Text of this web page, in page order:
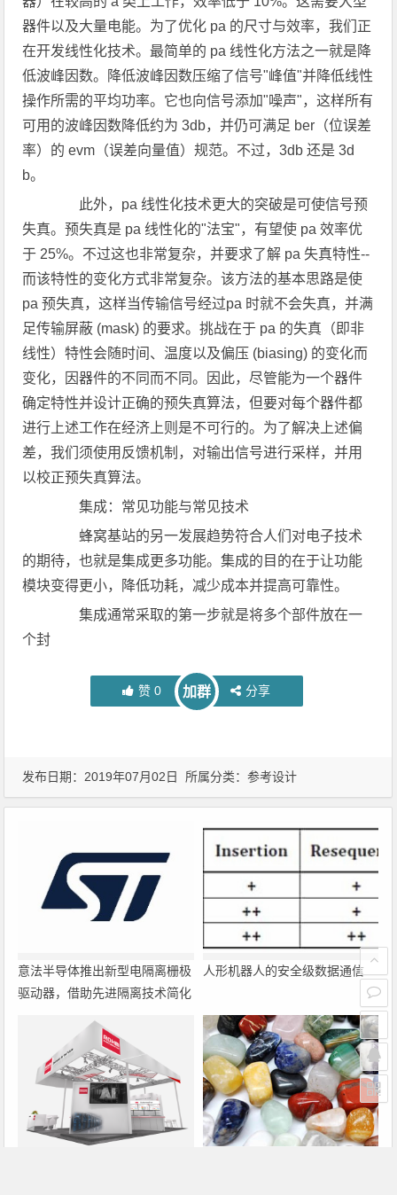
器件以及大量电能。为了优化 pa 的尺寸与效率，我们正
在开发线性化技术。最简单的 pa 线性化方法之一就是降
低波峰因数。降低波峰因数压缩了信号"峰值"并降低线性
操作所需的平均功率。它也向信号添加"噪声"，这样所有
可用的波峰因数降低约为 3db，并仍可满足 ber（位误差
率）的 evm（误差向量值）规范。不过，3db 还是 3d
b。
此外，pa 线性化技术更大的突破是可使信号预
失真。预失真是 pa 线性化的"法宝"，有望使 pa 效率优
于 25%。不过这也非常复杂，并要求了解 pa 失真特性--
而该特性的变化方式非常复杂。该方法的基本思路是使
pa 预失真，这样当传输信号经过pa 时就不会失真，并满
足传输屏蔽 (mask) 的要求。挑战在于 pa 的失真（即非
线性）特性会随时间、温度以及偏压 (biasing) 的变化而
变化，因器件的不同而不同。因此，尽管能为一个器件
确定特性并设计正确的预失真算法，但要对每个器件都
进行上述工作在经济上则是不可行的。为了解决上述偏
差，我们须使用反馈机制，对输出信号进行采样，并用
以校正预失真算法。
集成：常见功能与常见技术
蜂窝基站的另一发展趋势符合人们对电子技术
的期待，也就是集成更多功能。集成的目的在于让功能
模块变得更小，降低功耗，减少成本并提高可靠性。
集成通常采取的第一步就是将多个部件放在一
个封
赞 0 加群 分享
发布日期：2019年07月02日 所属分类：参考设计
意法半导体推出新型电隔离栅极
驱动器，借助先进隔离技术简化
人形机器人的安全级数据通信